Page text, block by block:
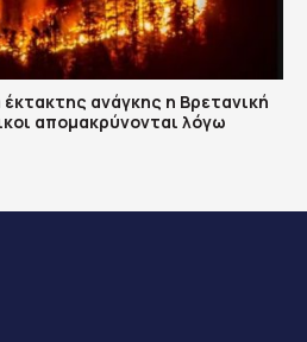
ανάγκης η Βρετανική
απομακρύνονται λόγω